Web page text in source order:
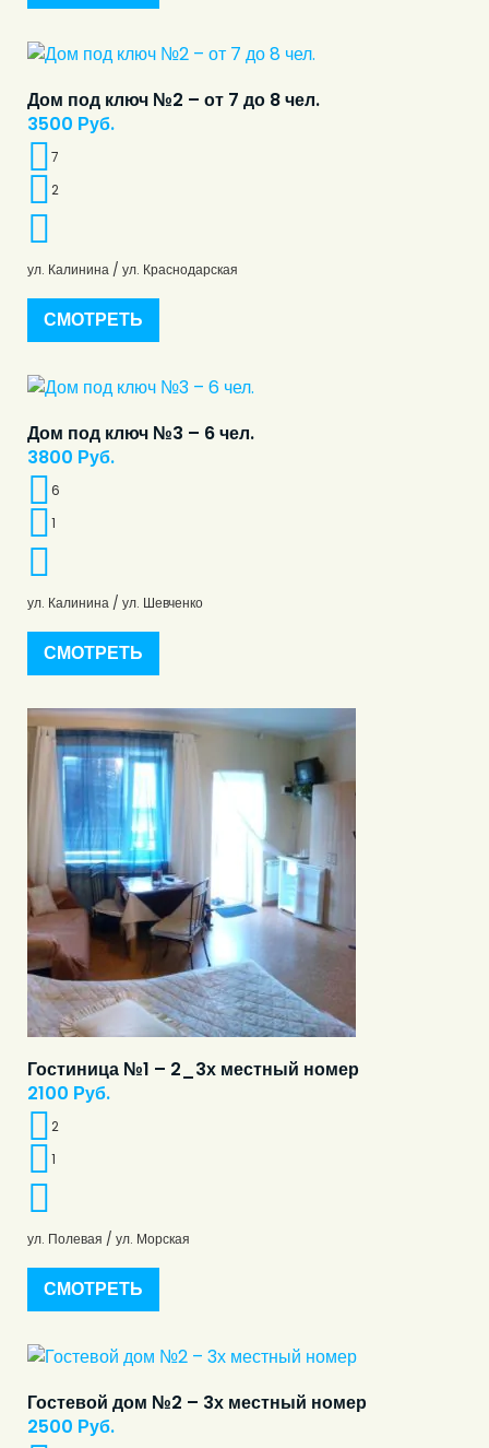
Дом под ключ №2 – от 7 до 8 чел.
3500 Руб.
7
2
ул. Калинина / ул. Краснодарская
СМОТРЕТЬ
Дом под ключ №3 – 6 чел.
3800 Руб.
6
1
ул. Калинина / ул. Шевченко
СМОТРЕТЬ
Гостиница №1 – 2_3х местный номер
2100 Руб.
2
1
ул. Полевая / ул. Морская
СМОТРЕТЬ
Гостевой дом №2 – 3х местный номер
2500 Руб.